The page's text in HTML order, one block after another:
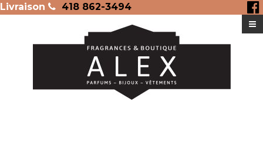
Livraison 418 862-3494